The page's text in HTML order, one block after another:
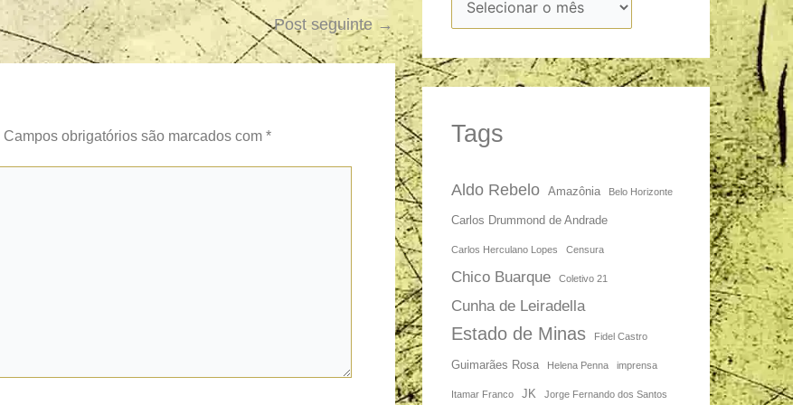
Post seguinte →
Campos obrigatórios são marcados com * Tags
Aldo Rebelo Amazônia Belo Horizonte
Carlos Drummond de Andrade
Carlos Herculano Lopes Censura
Chico Buarque Coletivo 21
Cunha de Leiradella
Estado de Minas Fidel Castro
Guimarães Rosa Helena Penna imprensa
Itamar Franco JK Jorge Fernando dos Santos